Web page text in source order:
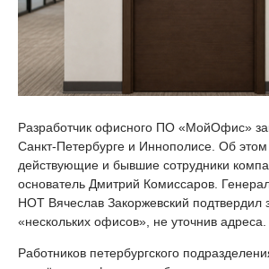
Разработчик офисного ПО «МойОфис»
Санкт-Петербурге и Иннополисе. Об этом
действующие и бывшие сотрудники
основатель Дмитрий Комиссаров.
НОТ Вячеслав Закоржевский подтвердил
«нескольких офисов», не уточнив адреса.
Работников петербургского